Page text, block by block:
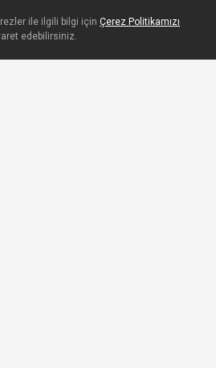
ile ilgili bilgi içinÇerez Politikamızı
edebilirsiniz.